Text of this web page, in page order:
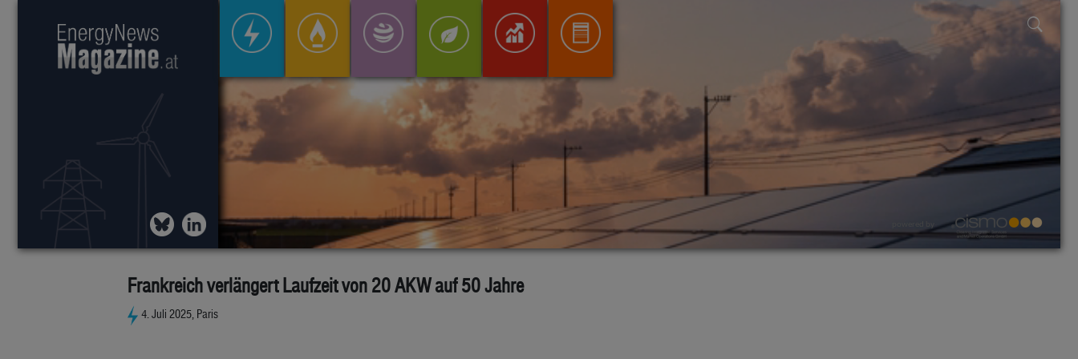
Frankreich verlängert Laufzeit von 20 AKW auf 50 Jahre
4. Juli 2025, Paris